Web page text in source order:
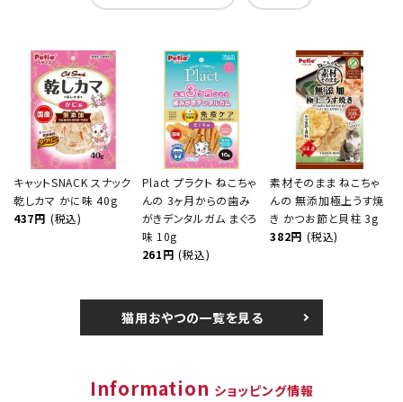
キャットSNACK スナック
乾しカマ かに味 40g
437円 (税込)
Plact プラクト ねこちゃ
んの 3ヶ月からの歯み
がきデンタルガム まぐろ
味 10g
261円 (税込)
素材そのまま ねこちゃ
んの 無添加極上うす焼
き かつお節と貝柱 3g
382円 (税込)
猫用おやつの一覧を見る
Information ショッピング情報